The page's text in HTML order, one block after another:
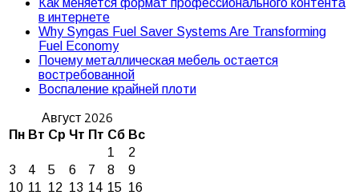
в интернете
Why Syngas Fuel Saver Systems Are Transforming
Fuel Economy
Почему металлическая мебель остается
востребованной
Воспаление крайней плоти
Август 2026
Пн Вт Ср Чт Пт Сб Вс
1
2
3
4 5 6 7 8
9
10 11 12 13 14 15 16